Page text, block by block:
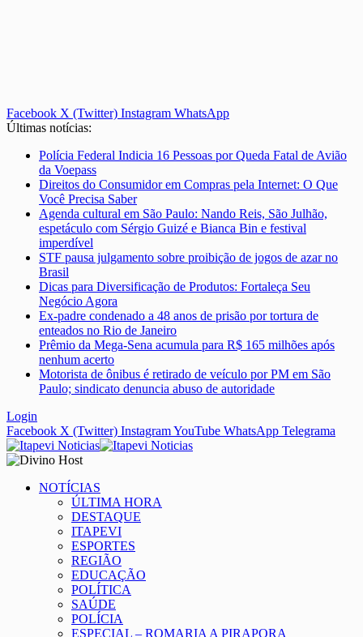
Facebook X (Twitter) Instagram WhatsApp
Últimas notícias:
Polícia Federal Indicia 16 Pessoas por Queda Fatal de Avião
da Voepass
Direitos do Consumidor em Compras pela Internet: O Que
Você Precisa Saber
Agenda cultural em São Paulo: Nando Reis, São Julhão,
espetáculo com Sérgio Guizé e Bianca Bin e festival
imperdível
STF pausa julgamento sobre proibição de jogos de azar no
Brasil
Dicas para Diversificação de Produtos: Fortaleça Seu
Negócio Agora
Ex-padre condenado a 48 anos de prisão por tortura de
enteados no Rio de Janeiro
Prêmio da Mega-Sena acumula para R$ 165 milhões após
nenhum acerto
Motorista de ônibus é retirado de veículo por PM em São
Paulo; sindicato denuncia abuso de autoridade
Login
Facebook X (Twitter) InstagramYouTube WhatsApp Telegrama
NOTÍCIAS
ÚLTIMA HORA
DESTAQUE
ITAPEVI
ESPORTES
REGIÃO
EDUCAÇÃO
POLÍTICA
SAÚDE
POLÍCIA
ESPECIAL – ROMARIA A PIRAPORA